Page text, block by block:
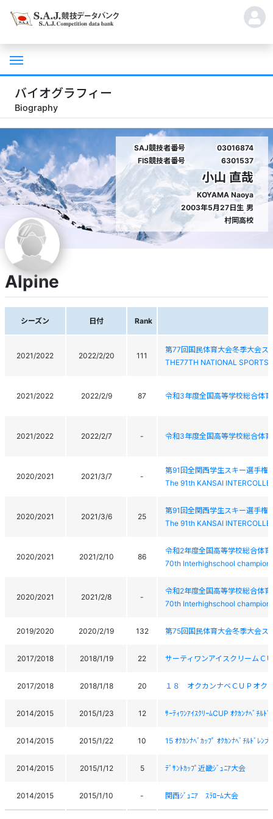
バイオグラフィー
Biography
SAJ競技者番号
03016874
FIS競技者番号
6301537
小山 直哉
KOYAMA Naoya
2003年5月27日生 男
村岡高校
Alpine
シーズン 日付 Rank
2021/2022 2022/2/20 111
第77回国民体育大会冬季大会ス
THE77TH NATIONAL SPORTS
2021/2022 2022/2/9 87 令和3年度全国高等学校総合体
2021/2022 2022/2/7 - 令和3年度全国高等学校総合体
2020/2021 2021/3/7 -
第91回全関西学生スキー選手権
The 91th KANSAI
2020/2021 2021/3/6 25
第91回全関西学生スキー選手権
The 91th KANSAI
2020/2021 2021/2/10 86
令和2年度全国高等学校総合体
70th Interhighschool champion
2020/2021 2021/2/8 -
令和2年度全国高等学校総合体
70th Interhighschool champion
2019/2020 2020/2/19 132 第75回国民体育大会冬季大会ス
2017/2018 2018/1/19 22 サーティワンアイスクリームＣ
2017/2018 2018/1/18 20 １８ オクカンナベＣＵＰオク
2014/2015 2015/1/23 12 ｻｰﾃｨﾜﾝｱｲｽｸﾘｰﾑCUP ｵｸｶﾝﾅﾍﾞﾁﾙﾄ
2014/2015 2015/1/22 10 15 ｵｸｶﾝﾅﾍﾞｶｯﾌﾟ ｵｸｶﾝﾅﾍﾞﾁﾙﾄﾞﾚﾝ
2014/2015 2015/1/12 5 ﾃﾞｻﾝﾄｶｯﾌﾟ近畿ｼﾞｭﾆｱ大会
2014/2015 2015/1/10 - 関西ｼﾞｭﾆｱ ｽﾗﾛｰﾑ大会